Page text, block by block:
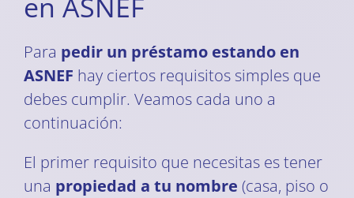
Para pedir un préstamo estando en
ASNEF hay ciertos requisitos simples que
debes cumplir. Veamos cada uno a
continuación:
El primer requisito que necesitas es tener
una propiedad a tu nombre (casa, piso o